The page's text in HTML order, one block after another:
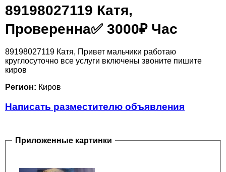
89198027119 Катя,
Проверенна✅️ 3000₽ Час
89198027119 Катя, Привет мальчики работаю
круглосуточно все услуги включены звоните пишите
киров
Регион: Киров
Написать разместителю объявления
Приложенные картинки